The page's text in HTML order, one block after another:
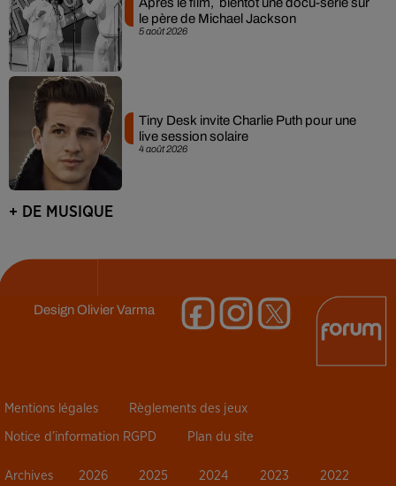
5 août 2026
le père de Michael Jackson
4 août 2026
Tiny Desk invite Charlie Puth pour une
live session solaire
+ DE MUSIQUE
DesignOlivier Varma
Mentions légales Règlements des jeux
Notice d’information RGPD Plan du site
Archives 2026 2025 2024 2023 2022